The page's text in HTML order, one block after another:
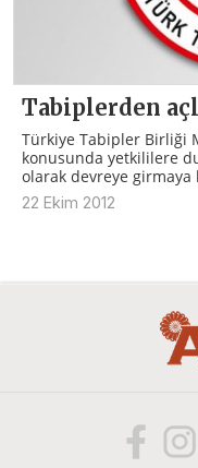
Tabiplerden
Türkiye Tabipler Birliği
konusunda yetkililere
olarak devreye girmaya
22 Ekim 2012